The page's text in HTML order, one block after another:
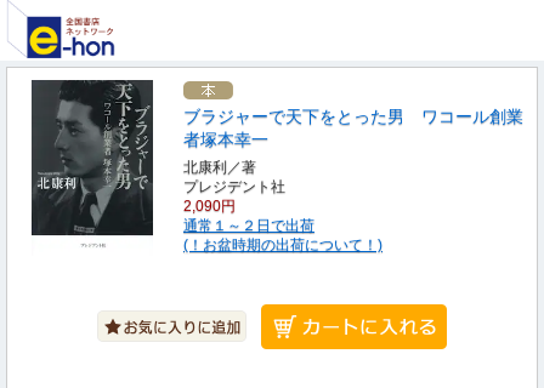
ブラジャーで天下をとった男 ワコール創業
者塚本幸一
北康利／著
プレジデント社
2,090円
通常１～２日で出荷
(！お盆時期の出荷について！)